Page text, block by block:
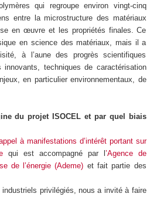
qui regroupe environ vingt-cinq
entre la microstructure des matériaux
en œuvre et les propriétés finales. Ce
en science des matériaux, mais il a
à l’aune des progrès scientifiques
innovants, techniques de caractérisation
en particulier environnementaux, de
du projet ISOCEL et par quel biais
à manifestations d’intérêt portant sur
qui est accompagné par l’Agence de
de l’énergie (Ademe) et fait partie des
industriels privilégiés, nous a invité à faire